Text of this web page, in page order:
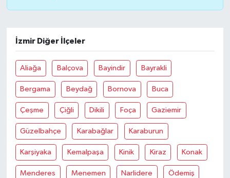
İzmir Diğer İlçeler
Aliağa Balçova Bayindir Bayrakli
Bergama Beydağ Bornova Buca
Çeşme Çiğli Dikili Foça Gaziemir
Güzelbahçe Karabağlar Karaburun
Karşiyaka Kemalpaşa Kinik Kiraz Konak
Menderes Menemen Narlidere Ödemiş